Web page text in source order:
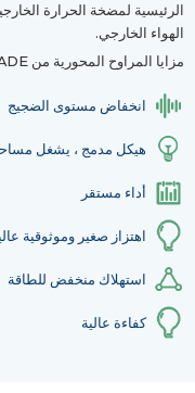
الرئيسية لمضخة الحرارة
الهواء الخارجي.
مزايا المراوح المحورية من YADE لمضخات الحرارة
انخفاض مستوى الضجيج
هيكل مدمج ، يشغل
أداء مستقر
اهتزاز صغير وموثوقية
استهلاك منخفض للطاقة
كفاءة عالية